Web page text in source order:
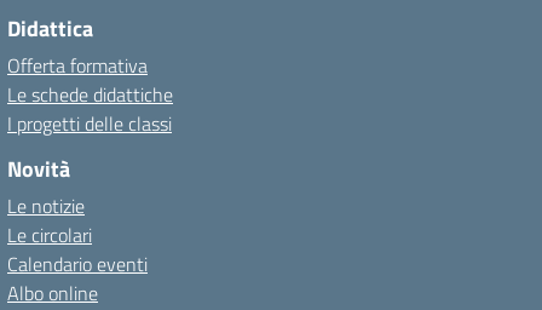
Didattica
Offerta formativa
Le schede didattiche
I progetti delle classi
Novità
Le notizie
Le circolari
Calendario eventi
Albo online